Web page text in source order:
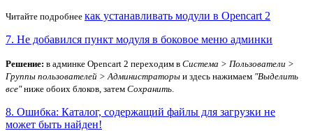
Читайте подробнее как устанавливать модули в Opencart 2
7. Не добавился пункт модуля в боковое меню админки
Решение: в админке Opencart 2 переходим в Система > Пользователи >
Группы пользователей > Администраторы и здесь нажимаем "Выделить
все"ниже обоих блоков, затем Сохранить
8. Ошибка: Каталог, содержащий файлы для загрузки не
может быть найден!